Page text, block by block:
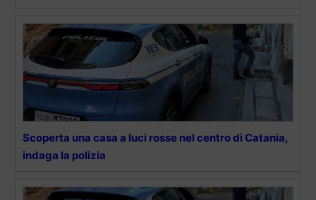
Scoperta una casa a luci rosse nel centro di Catania,
indaga la polizia